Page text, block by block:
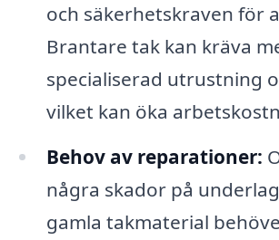
och säkerhetskraven för
Brantare tak kan kräva
specialiserad utrustning
vilket kan öka
Behov av reparationer:
några skador på
gamla takmaterial